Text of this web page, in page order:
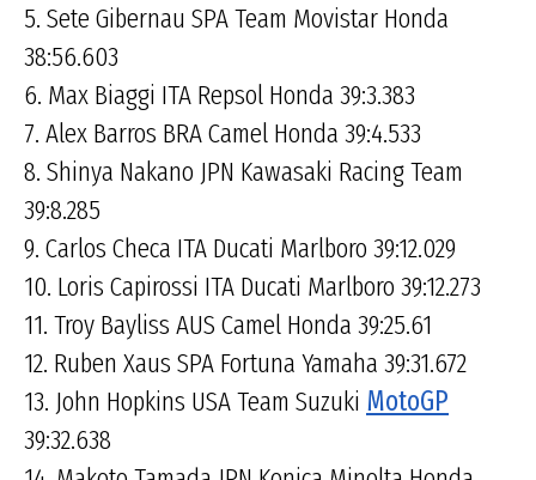
5. Sete Gibernau SPA Team Movistar Honda
38:56.603
6. Max Biaggi ITA Repsol Honda 39:3.383
7. Alex Barros BRA Camel Honda 39:4.533
8. Shinya Nakano JPN Kawasaki Racing Team
39:8.285
9. Carlos Checa ITA Ducati Marlboro 39:12.029
10. Loris Capirossi ITA Ducati Marlboro 39:12.273
11. Troy Bayliss AUS Camel Honda 39:25.61
12. Ruben Xaus SPA Fortuna Yamaha 39:31.672
13. John Hopkins USA Team Suzuki MotoGP
39:32.638